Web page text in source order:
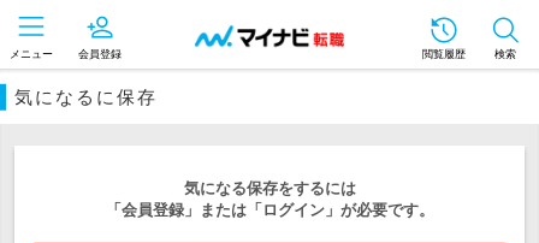
メニュー 会員登録 閲覧履歴 検索
気になるに保存
気になる保存をするには
「会員登録」または「ログイン」が必要です。